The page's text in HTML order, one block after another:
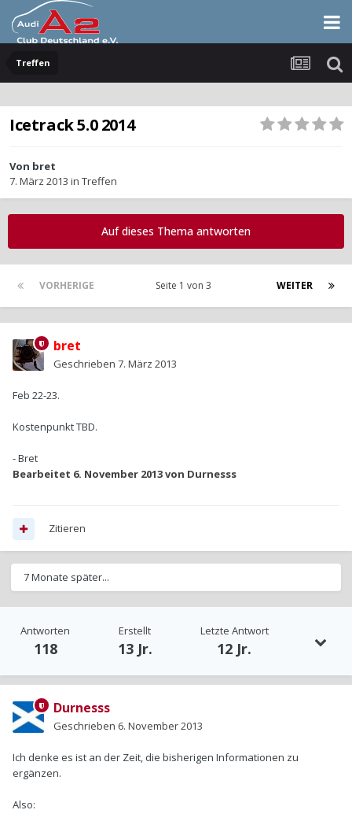
Treffen
Icetrack 5.0 2014
Von bret
7. März 2013 in Treffen
Auf dieses Thema antworten
VORHERIGE WEITER
Seite 1 von 3
bret
Geschrieben 7. März 2013
Feb 22-23.
Kostenpunkt TBD.
- Bret
Bearbeitet 6. November 2013von Durnesss
Zitieren
7 Monate später...
Antworten
118
Erstellt
13 Jr.
Letzte Antwort
12 Jr.
Durnesss
Geschrieben 6. November 2013
Ich denke es ist an der Zeit, die bisherigen Informationen zu
ergänzen.
Also: